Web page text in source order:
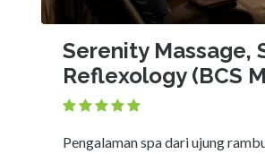
Serenity Massage,
Reflexology (BCS
Pengalaman spa dari ujung